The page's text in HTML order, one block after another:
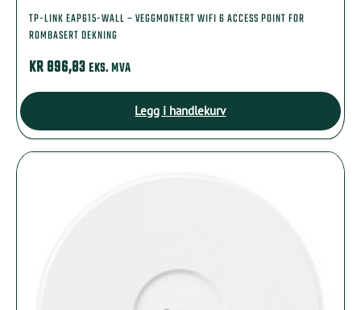
TP-LINK EAP615-WALL – VEGGMONTERT WIFI 6 ACCESS POINT FOR
ROMBASERT DEKNING
KR896,83EKS. MVA
Legg i handlekurv